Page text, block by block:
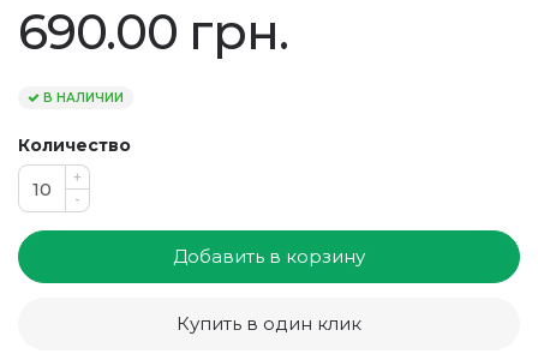
690.00 грн.
В НАЛИЧИИ
Количество
+
-
Добавить в корзину
Купить в один клик